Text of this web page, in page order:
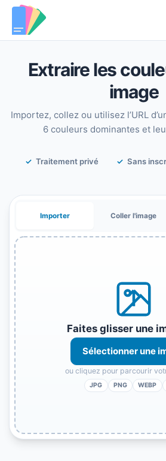
Extraire les
image
Importez, collez ou utilisez l’URL
6 couleurs dominantes et
Traitement privé Sans
Importer Coller l'image
Faites glisser une
Sélectionner une
ou cliquez pour parcourir
JPG PNG WEBP